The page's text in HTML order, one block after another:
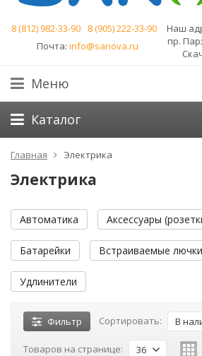
8 (812) 982-33-90
8 (905) 222-33-90
Почта: info@sanova.ru
Наш
пр.
Меню
Каталог
Главная Электрика
Электрика
Автоматика Аксессуары
Батарейки Встраиваемые лючки
Удлинители
Фильтр Сортировать: В
Товаров на странице: 36